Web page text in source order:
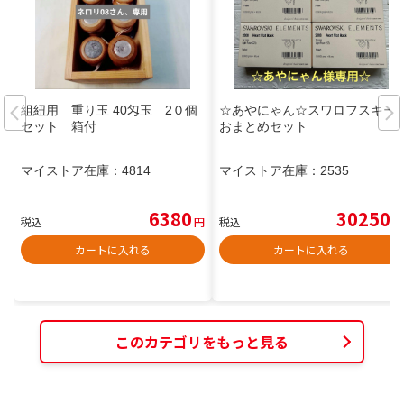
組紐用 重り玉 40匁玉 2０個
セット 箱付
マイストア在庫： 4814
税込 6380円
カートに入れる
☆あやにゃん☆スワロフスキー
おまとめセット
マイストア在庫： 2535
税込 30250
カートに入れる
このカテゴリをもっと見る